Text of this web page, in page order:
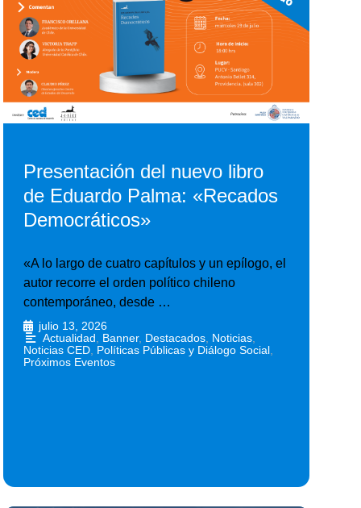
Presentación del nuevo libro
de Eduardo Palma: «Recados
Democráticos»
«A lo largo de cuatro capítulos y un epílogo, el
autor recorre el orden político chileno
contemporáneo, desde …
julio 13, 2026
Actualidad Banner, Destacados, Noticias,
Noticias CED Políticas Públicas y Diálogo Social
Próximos Eventos